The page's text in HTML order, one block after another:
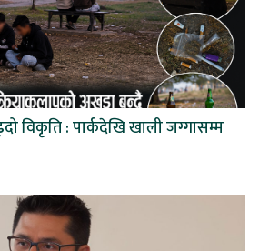
विकृति : पार्कदेखि खाली जग्गासम्म